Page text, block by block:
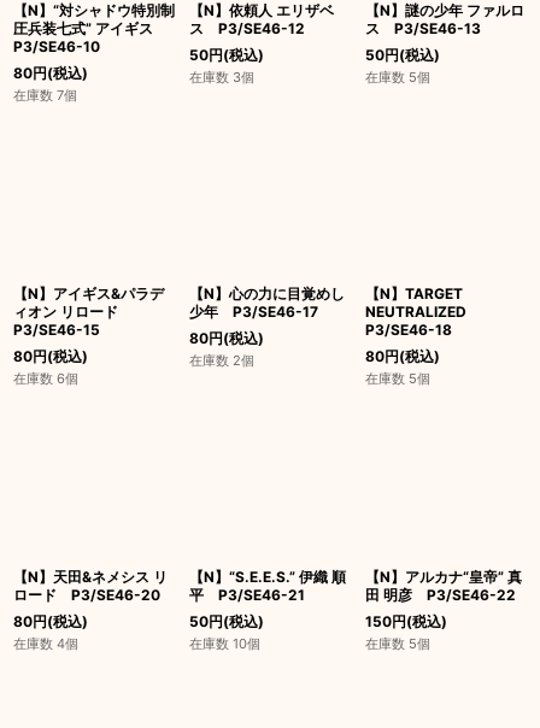
【N】“対シャドウ特別制
圧兵装七式” アイギス
P3/SE46-10
80円(税込)
在庫数 7個
【N】依頼人 エリザベ
ス P3/SE46-12
50円(税込)
在庫数 3個
【N】謎の少年 ファルロ
ス P3/SE46-13
50円(税込)
在庫数 5個
【N】アイギス&パラデ
ィオン リロード
P3/SE46-15
80円(税込)
在庫数 6個
【N】心の力に目覚めし
少年 P3/SE46-17
80円(税込)
在庫数 2個
【N】TARGET
NEUTRALIZED
P3/SE46-18
80円(税込)
在庫数 5個
【N】天田&ネメシス リ
ロード P3/SE46-20
80円(税込)
在庫数 4個
【N】“S.E.E.S.” 伊織 順
平 P3/SE46-21
50円(税込)
在庫数 10個
【N】アルカナ“皇帝” 真
田 明彦 P3/SE46-22
150円(税込)
在庫数 5個